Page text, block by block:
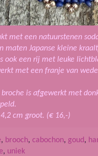
met een natuurstenen
maten Japanse kleine
ook een rij met leuke
met een franje van
is afgewerkt met
cm groot. (€ 16,-)
, brooch, cabochon, goud,
, uniek